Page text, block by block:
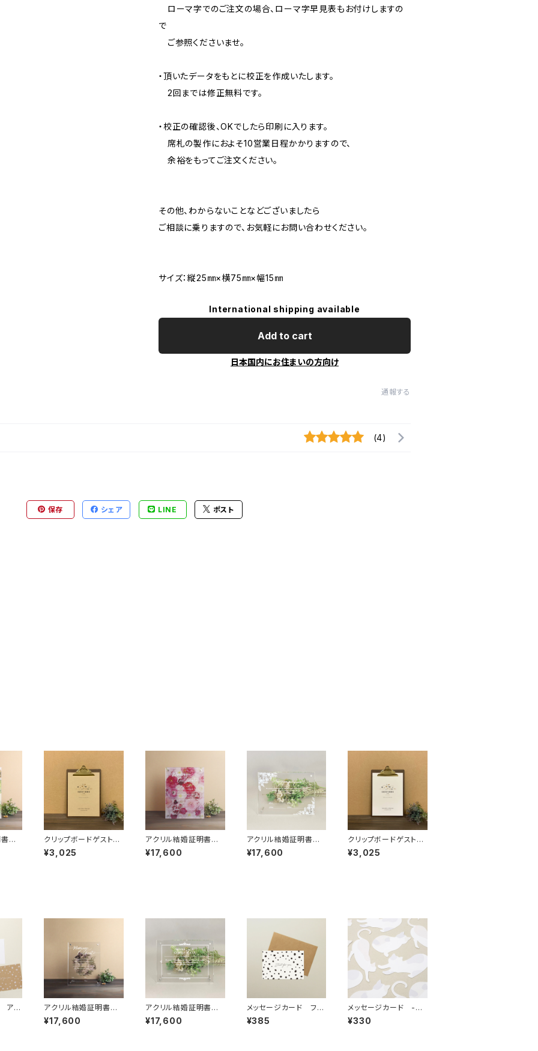
ローマ字でのご注文の場合、ローマ字早見表もお付けしますの
で
ご参照くださいませ。
・頂いたデータをもとに校正を作成いたします。
2回までは修正無料です。
・校正の確認後、OKでしたら印刷に入ります。
席札の製作におよそ10営業日程かかりますので、
余裕をもってご注文ください。
その他、わからないことなどございましたら
ご相談に乗りますので、お気軽にお問い合わせください。
サイズ：縦25㎜×横75㎜×幅15㎜
International shipping available
Add to cart
日本国内にお住まいの方向け
通報する
(4)
保存 シェア LINE ポスト
書
クリップボードゲストブ
ック【D】クラフト
¥3,025
アクリル結婚証明書
フラワーマゼンタ
¥17,600
アクリル結婚証明書
プランツ
¥17,600
クリップボードゲストブ
ック【D】ホワイト
¥3,025
アソ
アクリル結婚証明書
フラワーリース
¥17,600
アクリル結婚証明書
クラシック ホワイトVe
r
¥17,600
メッセージカード フォ
ー・ユー 「B」
¥385
メッセージカード -ミ
ニ- 「ねこ」
¥330